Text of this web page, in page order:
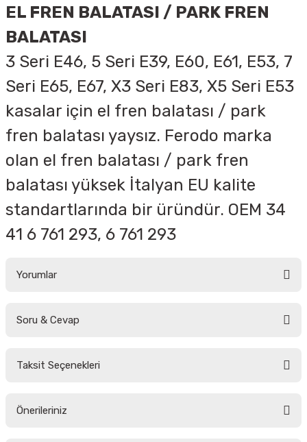
EL FREN BALATASI / PARK FREN
BALATASI
3 Seri E46, 5 Seri E39, E60, E61, E53, 7
Seri E65, E67, X3 Seri E83, X5 Seri E53
kasalar için el fren balatası / park
fren balatası yaysız. Ferodo marka
olan el fren balatası / park fren
balatası yüksek İtalyan EU kalite
standartlarında bir üründür. OEM 34
41 6 761 293, 6 761 293
Yorumlar
Soru & Cevap
Taksit Seçenekleri
Önerileriniz